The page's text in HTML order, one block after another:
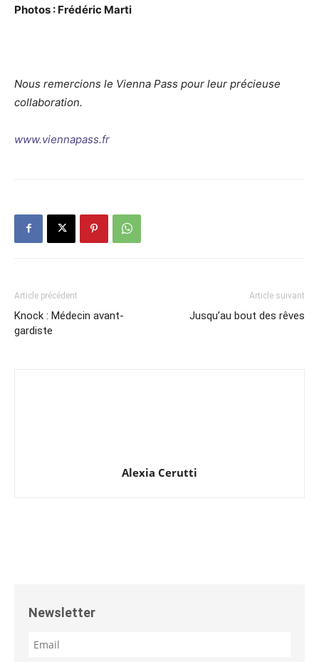
Photos : Frédéric Marti
Nous remercions le Vienna Pass pour leur précieuse
collaboration.
www.viennapass.fr
Article précédent
Knock : Médecin avant-
gardiste
Article suivant
Jusqu’au bout des rêves
Alexia Cerutti
Newsletter